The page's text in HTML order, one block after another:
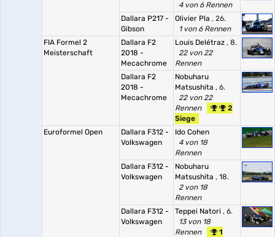
4 von 6 Rennen
Dallara P217 -
Gibson
Olivier Pla , 26.
1 von 6 Rennen
FIA Formel 2
Meisterschaft
Dallara F2
2018 -
Mecachrome
Louis Delétraz , 8.
22 von 22
Rennen
Dallara F2
2018 -
Mecachrome
Nobuharu
Matsushita , 6.
22 von 22
Rennen
2
Siege
Euroformel Open
Dallara F312 -
Volkswagen
Ido Cohen
4 von 18
Rennen
Dallara F312 -
Volkswagen
Nobuharu
Matsushita , 18.
2 von 18
Rennen
Dallara F312 -
Volkswagen
Teppei Natori , 6.
13 von 18
Rennen
1